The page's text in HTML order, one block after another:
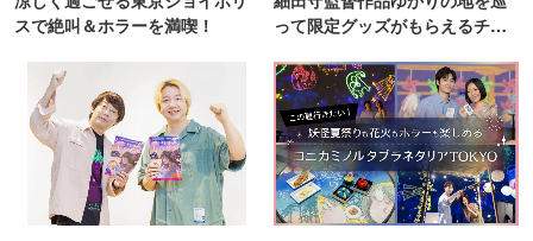
スで絶叫＆ホラーを満喫！
って限定グッズがもらえるチャ